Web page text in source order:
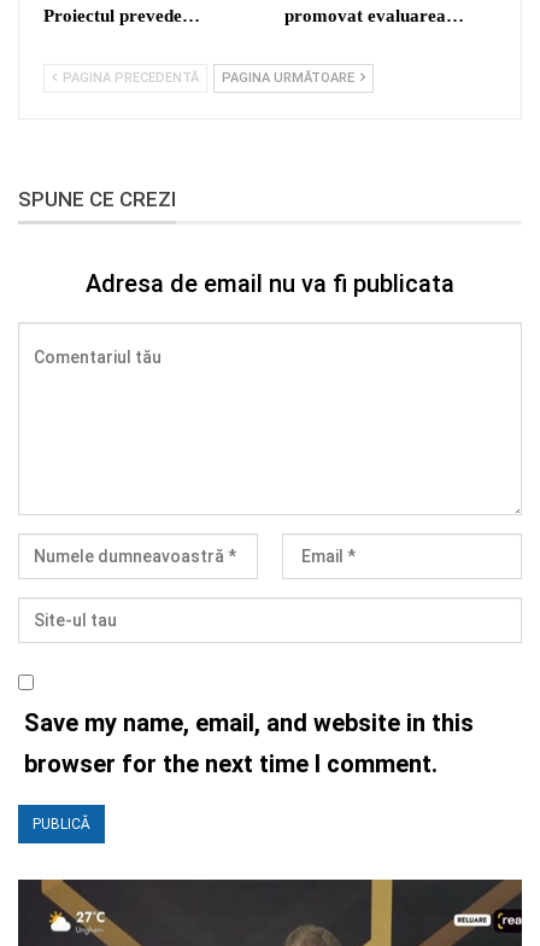
Proiectul prevede…
promovat evaluarea…
PAGINA PRECEDENTĂ PAGINA URMĂTOARE
SPUNE CE CREZI
Adresa de email nu va fi publicata
Save my name, email, and website in this
browser for the next time I comment.